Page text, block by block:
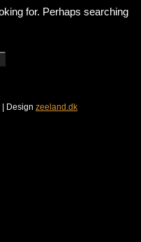
for. Perhaps searching
| Design zeeland.dk